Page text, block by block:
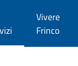
Vivere
Frinco